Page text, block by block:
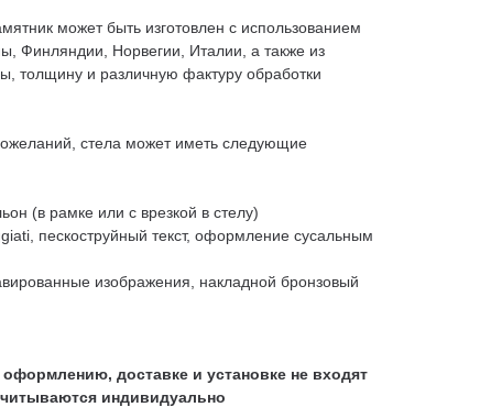
может быть изготовлен с использованием
Финляндии, Норвегии, Италии, а также из
толщину и различную фактуру обработки
стела может иметь следующие
(в рамке или с врезкой в стелу)
пескоструйный текст, оформление сусальным
изображения, накладной бронзовый
доставке и установке не входят
индивидуально